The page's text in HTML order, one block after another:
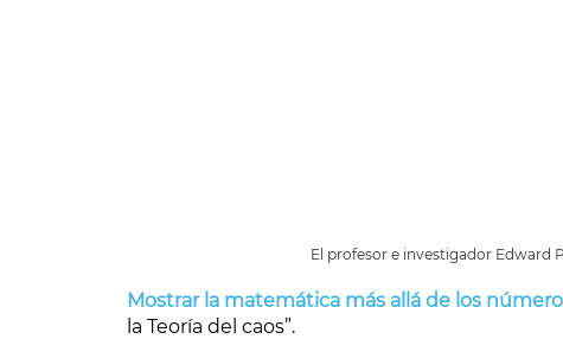
El profesor e investigador Edward
Mostrar la matemática más allá de los
la Teoría del caos”.